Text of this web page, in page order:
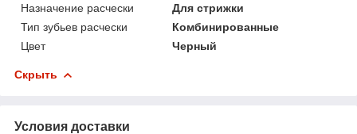
Назначение расчески
Для стрижки
Тип зубьев расчески
Комбинированные
Цвет
Черный
Скрыть
Условия доставки